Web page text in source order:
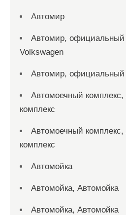
Автомир
Автомир, официальный
Volkswagen
Автомир, официальный
Автомоечный
комплекс
Автомоечный
комплекс
Автомойка
Автомойка, Автомойка
Автомойка, Автомойка